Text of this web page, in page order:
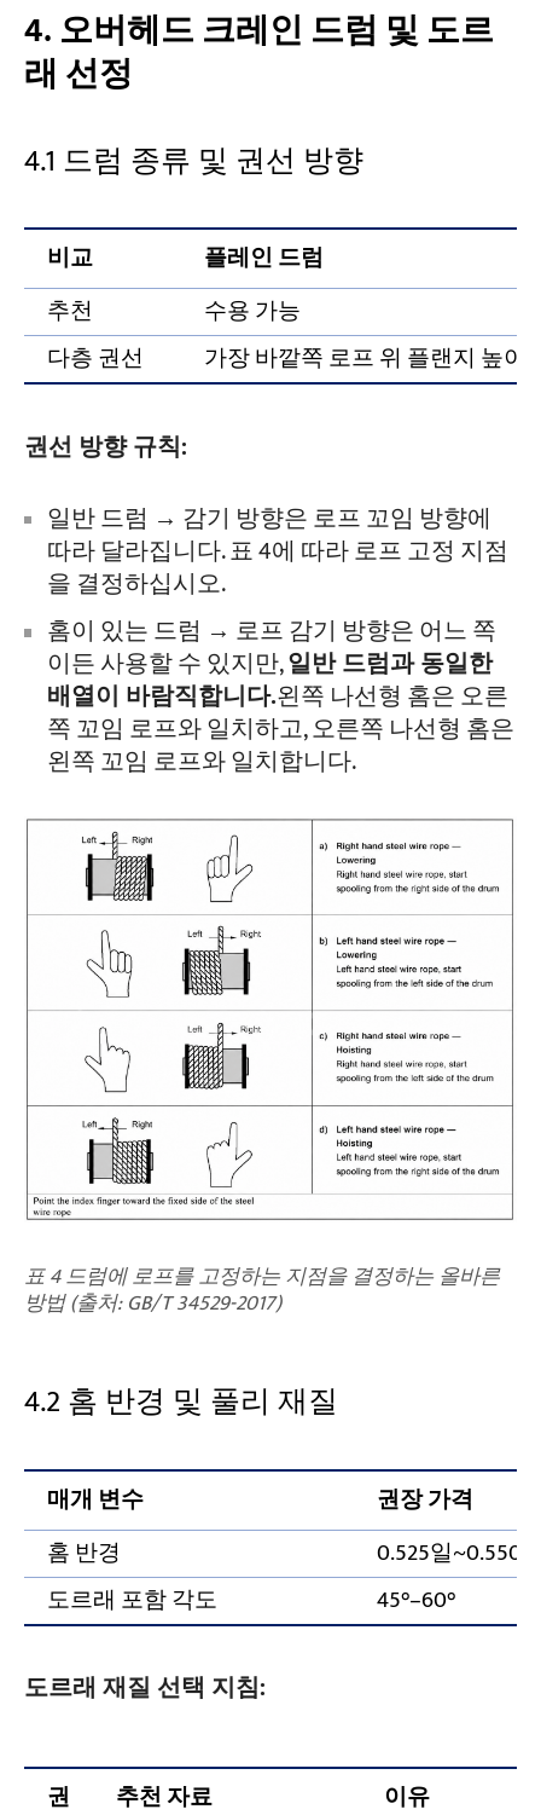
4. 오버헤드 크레인 드럼 및 도르
래 선정
4.1 드럼 종류 및 권선 방향
비교
플레인 드럼
추천
수용 가능
다층 권선
가장 바깥쪽 로프 위 플랜지 높이
권선 방향 규칙:
일반 드럼 → 감기 방향은 로프 꼬임 방향에
따라 달라집니다. 표 4에 따라 로프 고정 지점
을 결정하십시오.
홈이 있는 드럼 → 로프 감기 방향은 어느 쪽
이든 사용할 수 있지만,일반 드럼과 동일한
배열이 바람직합니다.왼쪽 나선형 홈은 오른
쪽 꼬임 로프와 일치하고, 오른쪽 나선형 홈은
왼쪽 꼬임 로프와 일치합니다.
표 4 드럼에 로프를 고정하는 지점을 결정하는 올바른
방법 (출처: GB/T 34529-2017)
4.2 홈 반경 및 풀리 재질
매개 변수
권장 가격
홈 반경
0.525일~0.550
도르래 포함 각도
45°–60°
도르래 재질 선택 지침:
권 추천 자료 이유